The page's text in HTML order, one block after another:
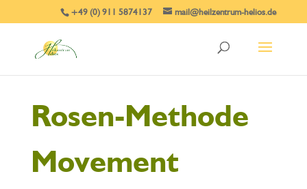
+49 (0) 911 5874137 mail@heilzentrum-helios.de
Rosen-Methode
Movement